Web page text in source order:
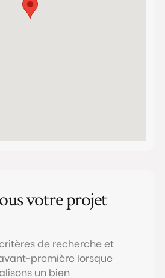
votre projet
de recherche et
première lorsque
un bien